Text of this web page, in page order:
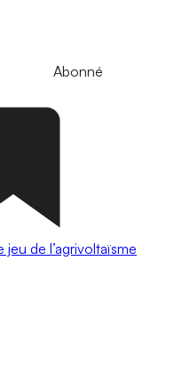
Abonné
de l’agrivoltaïsme